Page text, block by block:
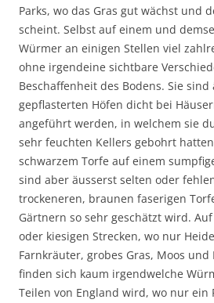
Parks, wo das Gras gut wächst und
scheint. Selbst auf einem und
Würmer an einigen Stellen viel
ohne irgendeine sichtbare
Beschaffenheit des Bodens. Sie
gepflasterten Höfen dicht bei
angeführt werden, in welchem sie
sehr feuchten Kellers gebohrt
schwarzem Torfe auf einem
sind aber äusserst selten oder
trockeneren, braunen faserigen
Gärtnern so sehr geschätzt wird.
oder kiesigen Strecken, wo nur
Farnkräuter, grobes Gras, Moos und
finden sich kaum irgendwelche
Teilen von England wird, wo nur ein